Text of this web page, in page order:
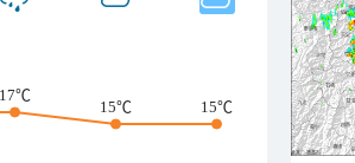
17℃
15℃ 15℃